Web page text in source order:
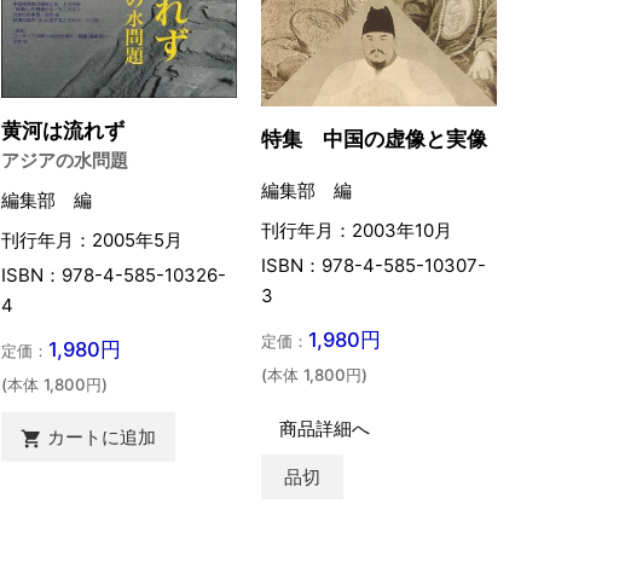
黄河は流れず
アジアの水問題
編集部 編
刊行年月：2005年5月
ISBN：978-4-585-10326-
4
定価： 1,980円
(本体 1,800円)
 カートに追加
特集 中国の虚像と実像
編集部 編
刊行年月：2003年10月
ISBN：978-4-585-10307-
3
定価： 1,980円
(本体 1,800円)
商品詳細へ
品切